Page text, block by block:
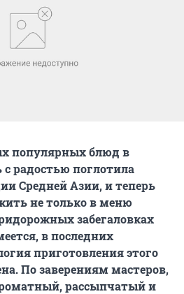
популярных блюд в
с радостью поглотила
Средней Азии, и теперь
не только в меню
забегаловках
в последних
приготовления этого
По заверениям мастеров,
рассыпчатый и